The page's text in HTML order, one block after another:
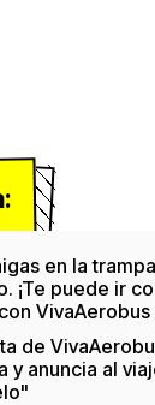
en la
¡Te puede ir
VivaAerobus
de
y anuncia al